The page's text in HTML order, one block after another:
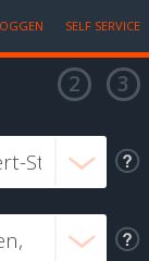
SELF SERVICE